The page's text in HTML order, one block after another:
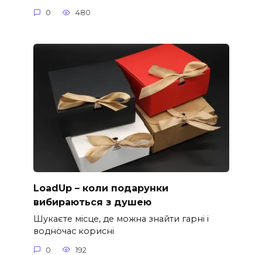
0 480
LoadUp – коли подарунки
вибираються з душею
Шукаєте місце, де можна знайти гарні і
водночас корисні
0 192